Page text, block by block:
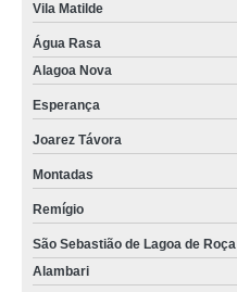
Vila Matilde
Água Rasa
Alagoa Nova
Esperança
Joarez Távora
Montadas
Remígio
São Sebastião de Lagoa de Roça
Alambari